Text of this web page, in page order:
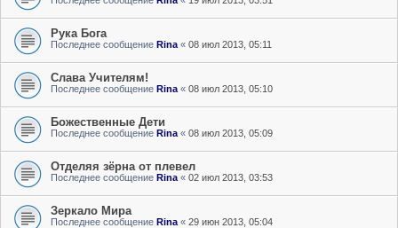
Рука Бога
Последнее сообщение Rina « 08 июл 2013, 05:11
Слава Учителям!
Последнее сообщение Rina « 08 июл 2013, 05:10
Божественные Дети
Последнее сообщение Rina « 08 июл 2013, 05:09
Отделяя зёрна от плевел
Последнее сообщение Rina « 02 июл 2013, 03:53
Зеркало Мира
Последнее сообщение Rina « 29 июн 2013, 05:04